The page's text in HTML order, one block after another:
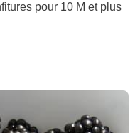
pour 10 M et plus